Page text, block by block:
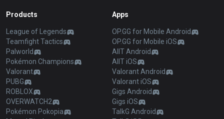
Products
League of Legends
Teamfight Tactics
Palworld
Pokémon Champions
Valorant
PUBG
ROBLOX
OVERWATCH2
Pokémon Pokopia
Apps
OP.GG for Mobile Android
OP.GG for Mobile iOS
AllT Android
AllT iOS
Valorant Android
Valorant iOS
Gigs Android
Gigs iOS
TalkG Android